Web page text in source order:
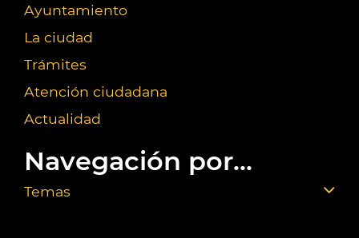
Ayuntamiento
La ciudad
Trámites
Atención ciudadana
Actualidad
Navegación por...
Temas